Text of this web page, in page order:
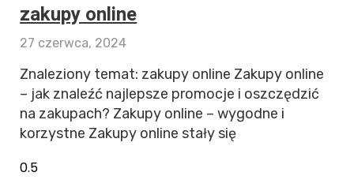
zakupy online
27 czerwca, 2024
Znaleziony temat: zakupy online Zakupy online
– jak znaleźć najlepsze promocje i oszczędzić
na zakupach? Zakupy online – wygodne i
korzystne Zakupy online stały się